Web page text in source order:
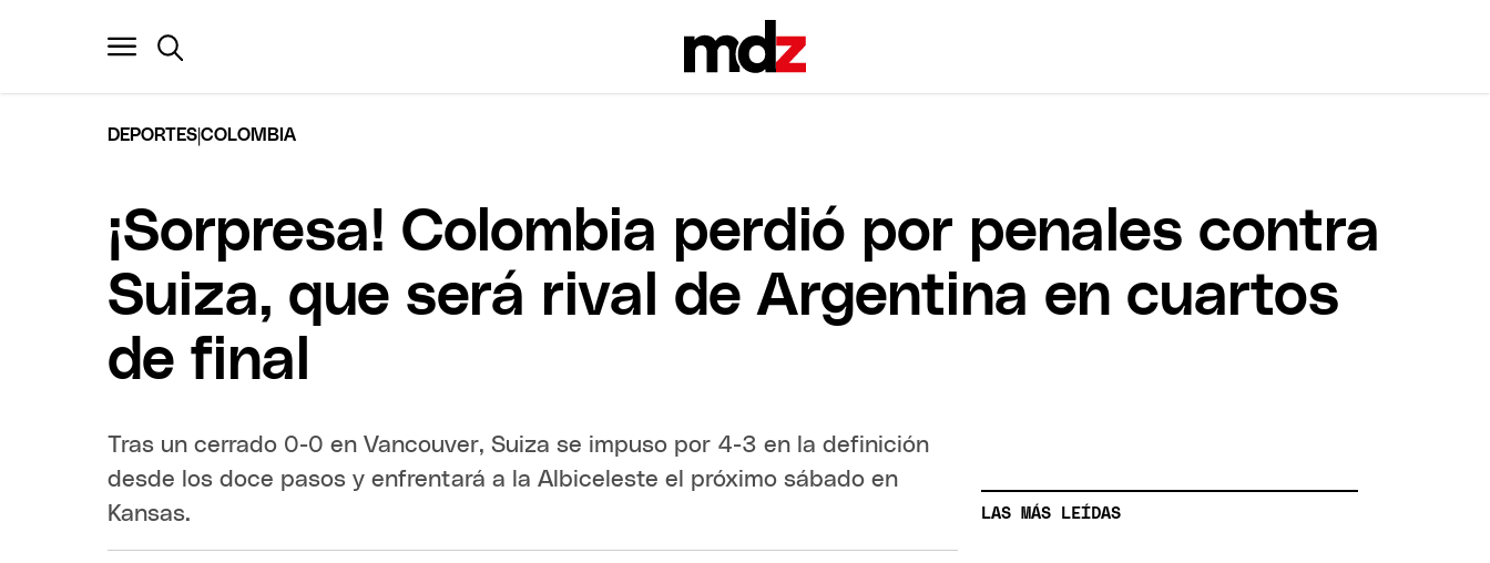
DEPORTES|COLOMBIA
¡Sorpresa! Colombia perdió por penales contra
Suiza, que será rival de Argentina en cuartos
de final
Tras un cerrado 0-0 en Vancouver, Suiza se impuso por 4-3 en la definición
desde los doce pasos y enfrentará a la Albiceleste el próximo sábado en
Kansas.
LAS MÁS LEÍDAS